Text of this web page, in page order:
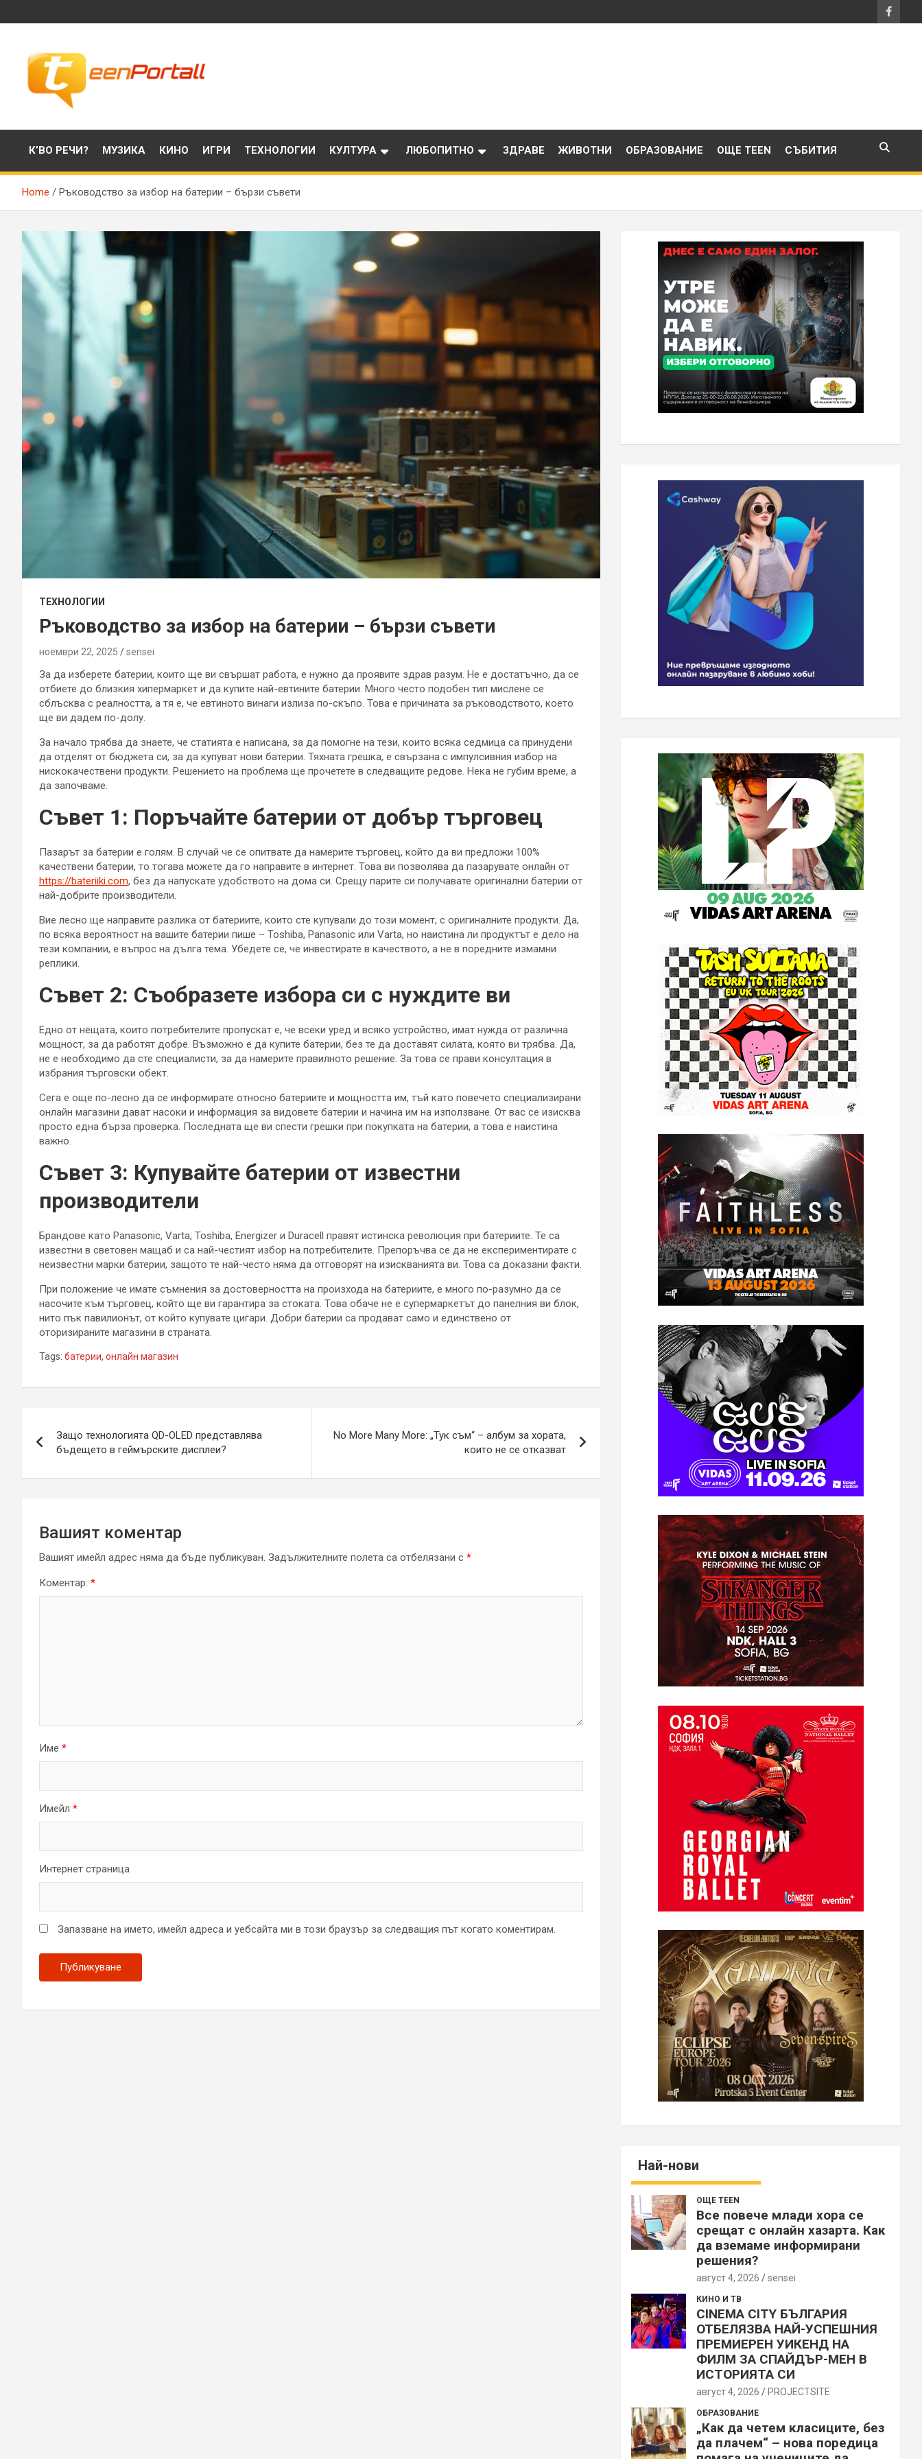
to
TeenPortall
К’ВО РЕЧИ? МУЗИКА КИНО ИГРИ ТЕХНОЛОГИИ КУЛТУРА ЛЮБОПИТНО ЗДРАВЕ ЖИВОТНИ ОБРАЗОВАНИЕ ОЩЕ TEEN СЪБИТИЯ
Home Ръководство за избор на батерии – бързи съвети
ТЕХНОЛОГИИ
Ръководство за избор на батерии – бързи съвети
ноември 22, 2025 sensei
За да изберете батерии, които ще ви свършат работа, е нужно да проявите здрав разум. Не е достатъчно, да се
отбиете до близкия хипермаркет и да купите най-евтините батерии. Много често подобен тип мислене се
сблъсква с реалността, а тя е, че евтиното винаги излиза по-скъпо. Това е причината за ръководството, което
ще ви дадем по-долу.
За начало трябва да знаете, че статията е написана, за да помогне на тези, които всяка седмица са принудени
да отделят от бюджета си, за да купуват нови батерии. Тяхната грешка, е свързана с импулсивния избор на
нискокачествени продукти. Решението на проблема ще прочетете в следващите редове. Нека не губим време, а
да започваме.
Съвет 1: Поръчайте батерии от добър търговец
Пазарът за батерии е голям. В случай че се опитвате да намерите търговец, който да ви предложи 100%
качествени батерии, то тогава можете да го направите в интернет. Това ви позволява да пазарувате онлайн от
https://bateriiki.com, без да напускате удобството на дома си. Срещу парите си получавате оригинални батерии от
най-добрите производители.
Вие лесно ще направите разлика от батериите, които сте купували до този момент, с оригиналните продукти. Да,
по всяка вероятност на вашите батерии пише – Toshiba, Panasonic или Varta, но наистина ли продуктът е дело на
тези компании, е въпрос на дълга тема. Убедете се, че инвестирате в качеството, а не в поредните измамни
реплики.
Съвет 2: Съобразете избора си с нуждите ви
Едно от нещата, които потребителите пропускат е, че всеки уред и всяко устройство, имат нужда от различна
мощност, за да работят добре. Възможно е да купите батерии, без те да доставят силата, която ви трябва. Да,
не е необходимо да сте специалисти, за да намерите правилното решение. За това се прави консултация в
избрания търговски обект.
Сега е още по-лесно да се информирате относно батериите и мощността им, тъй като повечето специализирани
онлайн магазини дават насоки и информация за видовете батерии и начина им на използване. От вас се изисква
просто една бърза проверка. Последната ще ви спести грешки при покупката на батерии, а това е наистина
важно.
Съвет 3: Купувайте батерии от известни
производители
Брандове като Panasonic, Varta, Toshiba, Energizer и Duracell правят истинска революция при батериите. Те са
известни в световен мащаб и са най-честият избор на потребителите. Препоръчва се да не експериментирате с
неизвестни марки батерии, защото те най-често няма да отговорят на изискванията ви. Това са доказани факти.
При положение че имате съмнения за достоверността на произхода на батериите, е много по-разумно да се
насочите към търговец, който ще ви гарантира за стоката. Това обаче не е супермаркетът до панелния ви блок,
нито пък павилионът, от който купувате цигари. Добри батерии са продават само и единствено от
оторизираните магазини в страната.
Tags: батерии, онлайн магазин
Защо технологията QD-OLED представлява
бъдещето в геймърските дисплеи?
No More Many More: „Тук съм“ – албум за хората,
които не се отказват
Вашият коментар
Вашият имейл адрес няма да бъде публикуван. Задължителните полета са отбелязани с *
Коментар: *
Име *
Имейл *
Интернет страница
Запазване на името, имейл адреса и уебсайта ми в този браузър за следващия път когато коментирам.
Най-нови
ОЩЕ TEEN
Все повече млади хора се
срещат с онлайн хазарта. Как
да вземаме информирани
решения?
август 4, 2026 sensei
КИНО И ТВ
CINEMA CITY БЪЛГАРИЯ
ОТБЕЛЯЗВА НАЙ-УСПЕШНИЯ
ПРЕМИЕРЕН УИКЕНД НА
ФИЛМ ЗА СПАЙДЪР-МЕН В
ИСТОРИЯТА СИ
август 4, 2026 PROJECTSITЕ
ОБРАЗОВАНИЕ
„Как да четем класиците, без
да плачем“ – нова поредица